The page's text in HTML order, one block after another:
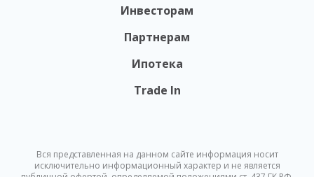
Инвесторам
Партнерам
Ипотека
Trade In
Вся представленная на данном сайте информация носит
исключительно информационный характер и не является